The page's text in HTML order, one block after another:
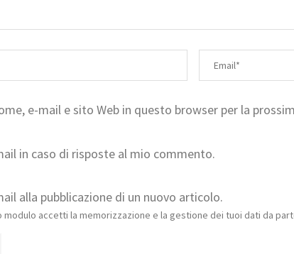
e-mail e sito Web in questo browser per la
in caso di risposte al mio commento.
alla pubblicazione di un nuovo articolo.
modulo accetti la memorizzazione e la gestione dei tuoi dati da